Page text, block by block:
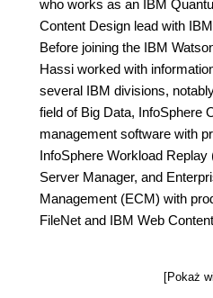
who works as an IBM
Content Design lead with
Before joining the IBM
Hassi worked with
several IBM divisions,
field of Big Data, InfoSphere
management software with
InfoSphere Workload
Server Manager, and
Management (ECM) with
FileNet and IBM Web
[Pokaż